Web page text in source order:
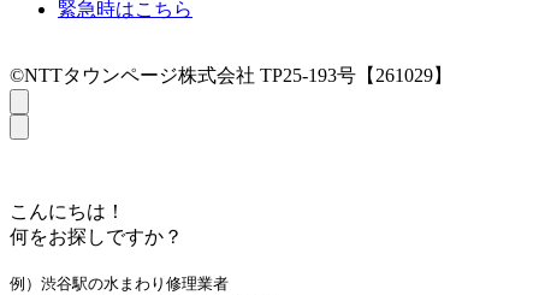
緊急時はこちら
©NTTタウンページ株式会社 TP25-193号【261029】
こんにちは！
何をお探しですか？
例）渋谷駅の水まわり修理業者